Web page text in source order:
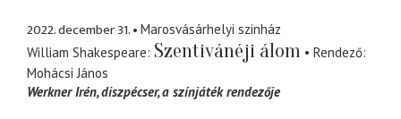
2022. december 31.
Marosvásárhelyi szinház
William Shakespeare Szentivánéji álom
Rendező
Mohácsi János
Werkner Irén diszpécser, a színjáték rendezője